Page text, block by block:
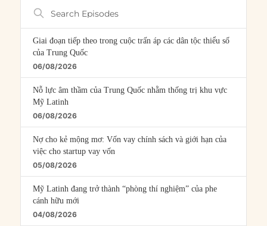
Search
Episodes
Giai đoạn tiếp theo trong cuộc trấn áp các dân tộc thiểu số
của Trung Quốc
06/08/2026
Nỗ lực âm thầm của Trung Quốc nhằm thống trị khu vực
Mỹ Latinh
06/08/2026
Nợ cho kẻ mộng mơ: Vốn vay chính sách và giới hạn của
việc cho startup vay vốn
05/08/2026
Mỹ Latinh đang trở thành “phòng thí nghiệm” của phe
cánh hữu mới
04/08/2026